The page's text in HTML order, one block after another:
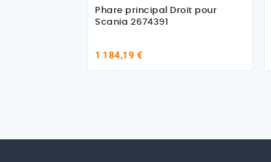
Phare principal Droit pour
Scania 2674391
1 184,19 €